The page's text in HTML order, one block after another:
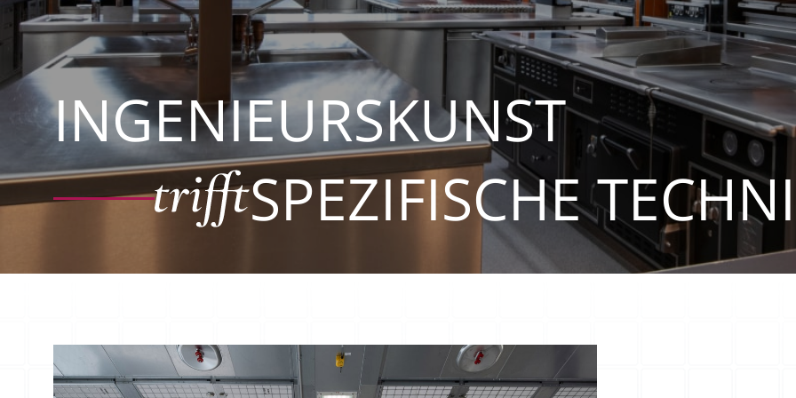
INGENIEURSKUNST
SPEZIFISCHE